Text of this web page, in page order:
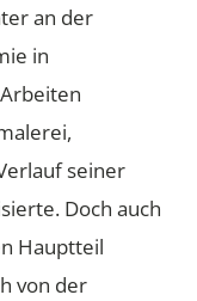
an der
in
seiner
Doch auch
Hauptteil
von der